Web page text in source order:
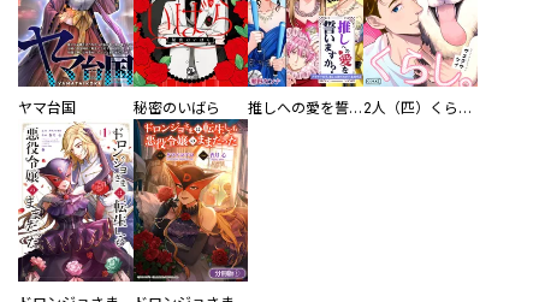
ヤマ台国 秘密のいばら 推しへの愛を誓いますか？～アラサー女子、推しは逃げぬが人生逃げる～ 2人（匹）くらし。